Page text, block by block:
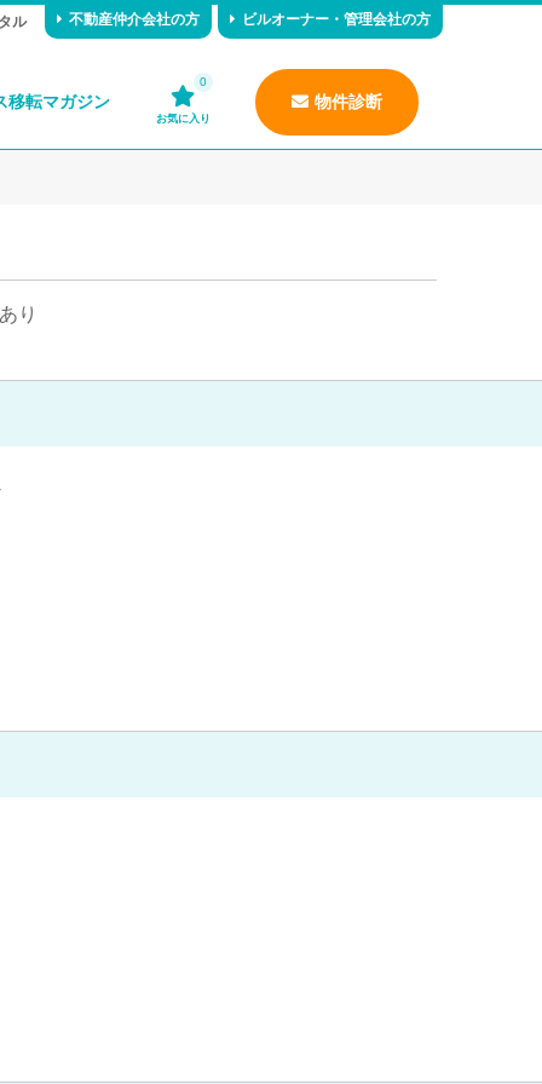
ル 不動産仲介会社の方 ビルオーナー・管理会社の方
移転マガジン
0
お気に入り
物件診断
り